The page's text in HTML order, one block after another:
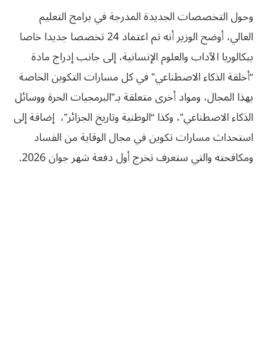
وحول التخصصات الجديدة المدرجة في برامج التعليم
العالي، أوضح الوزير أنه تم اعتماد 24 تخصصا جديدا خاصا
ببكالوريا الآداب والعلوم الإنسانية، إلى جانب إدراج مادة
“أخلقة الذكاء الاصطناعي” في كل مسارات التكوين الخاصة
بهذا المجال، ومواد أخرى متعلقة بـ”البرمجيات الحرة ووسائل
الذكاء الاصطناعي”، وكذا “الوطنية وتاريخ الجزائر”، إضافة إلى
استحداث مسارات تكوين في مجال الوقاية من الفساد
ومكافحته والتي ستعرف تخرج أول دفعة شهر جوان 2026.